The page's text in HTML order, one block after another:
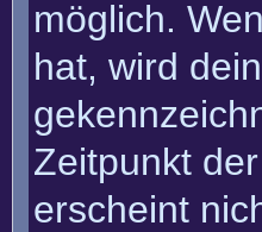
möglich.
hat, wird
Zeitpunkt
erscheint